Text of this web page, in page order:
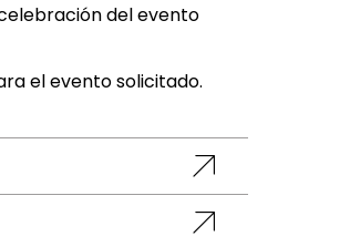
del evento
el evento solicitado.